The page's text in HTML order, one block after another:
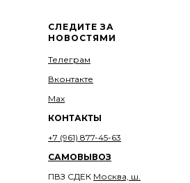
СЛЕДИТЕ ЗА
НОВОСТЯМИ
Телеграм
Вконтакте
Мах
КОНТАКТЫ
+7 (961) 877-45-63
САМОВЫВОЗ
ПВЗ СДЕК Москва, ш.